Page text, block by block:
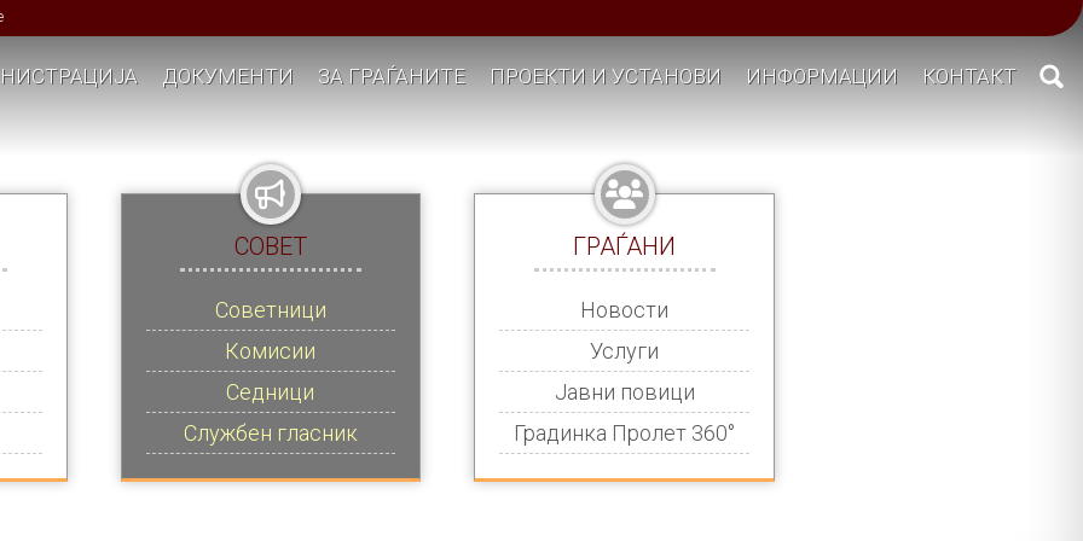
ДОКУМЕНТИ ЗА ГРАЃАНИТЕ ПРОЕКТИ И УСТАНОВИ ИНФОРМАЦИИ КОНТАКТ
СОВЕТ
Советници
Комисии
Седници
Службен гласник
ГРАЃАНИ
Новости
Услуги
Јавни повици
Градинка Пролет 360°